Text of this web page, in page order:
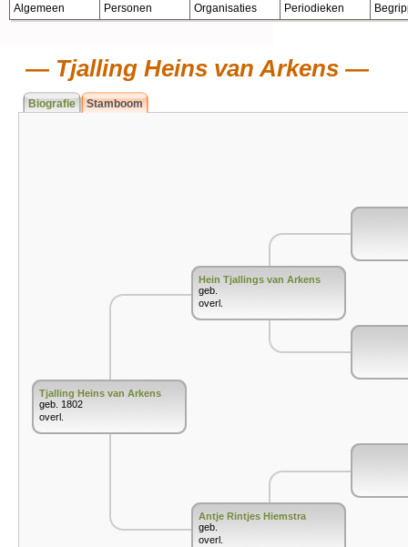
Algemeen Personen Organisaties Periodieken
Tjalling Heins van Arkens
Biografie Stamboom
Tjalling Heins van Arkens
geb. 1802
overl.
Hein Tjallings van Arkens
geb.
overl.
Antje Rintjes Hiemstra
geb.
overl.